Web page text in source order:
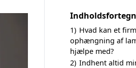
1) Hvad kan et
ophængning af
hjælpe med?
2) Indhent altid